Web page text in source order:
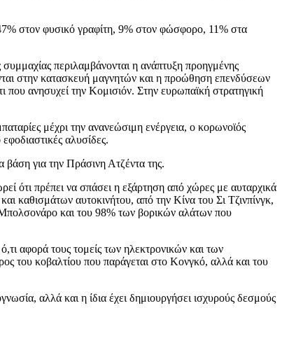
στον φυσικό γραφίτη, 9% στον φώσφορο, 11% στα
περιλαμβάνονται η ανάπτυξη προηγμένης
στην κατασκευή μαγνητών και η προώθηση επενδύσεων
που ανησυχεί την Κομισιόν. Στην ευρωπαϊκή στρατηγική
μέχρι την ανανεώσιμη ενέργεια, ο κορωνοϊός
αλυσίδες.
βάση για την Πράσινη Ατζέντα της.
ότι πρέπει να σπάσει η εξάρτηση από χώρες με αυταρχικά
καθισμάτων αυτοκινήτου, από την Κίνα του Σι Τζινπίνγκ,
Μπολσονάρο και του 98% των βορικών αλάτων που
αφορά τους τομείς των ηλεκτρονικών και των
του κοβαλτίου που παράγεται στο Κονγκό, αλλά και του
αλλά και η ίδια έχει δημιουργήσει ισχυρούς δεσμούς